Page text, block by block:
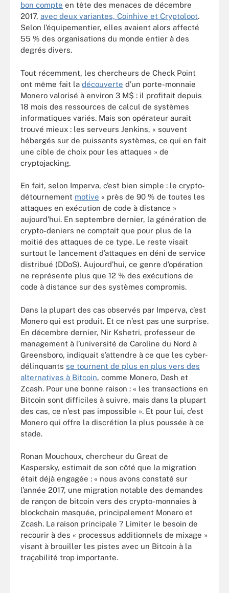
bon compte en tête des menaces de décembre
2017, avec deux variantes, Coinhive et Cryptoloot.
Selon l’équipementier, elles avaient alors affecté
55 % des organisations du monde entier à des
degrés divers.
Tout récemment, les chercheurs de Check Point
ont même fait la découverte d’un porte-monnaie
Monero valorisé à environ 3 M$ : il profitait depuis
18 mois des ressources de calcul de systèmes
informatiques variés. Mais son opérateur aurait
trouvé mieux : les serveurs Jenkins, « souvent
hébergés sur de puissants systèmes, ce qui en fait
une cible de choix pour les attaques » de
cryptojacking.
En fait, selon Imperva, c’est bien simple : le crypto-
détournement motive « près de 90 % de toutes les
attaques en exécution de code à distance »
aujourd’hui. En septembre dernier, la génération de
crypto-deniers ne comptait que pour plus de la
moitié des attaques de ce type. Le reste visait
surtout le lancement d’attaques en déni de service
distribué (DDoS). Aujourd’hui, ce genre d’opération
ne représente plus que 12 % des exécutions de
code à distance sur des systèmes compromis.
Dans la plupart des cas observés par Imperva, c’est
Monero qui est produit. Et ce n’est pas une surprise.
En décembre dernier, Nir Kshetri, professeur de
management à l’université de Caroline du Nord à
Greensboro, indiquait s’attendre à ce que les cyber-
délinquants se tournent de plus en plus vers des
alternatives à Bitcoin, comme Monero, Dash et
Zcash. Pour une bonne raison : « les transactions en
Bitcoin sont difficiles à suivre, mais dans la plupart
des cas, ce n’est pas impossible ». Et pour lui, c’est
Monero qui offre la discrétion la plus poussée à ce
stade.
Ronan Mouchoux, chercheur du Great de
Kaspersky, estimait de son côté que la migration
était déjà engagée : « nous avons constaté sur
l’année 2017, une migration notable des demandes
de rançon de bitcoin vers des crypto-monnaies à
blockchain masquée, principalement Monero et
Zcash. La raison principale ? Limiter le besoin de
recourir à des « processus additionnels de mixage »
visant à brouiller les pistes avec un Bitcoin à la
traçabilité trop importante.